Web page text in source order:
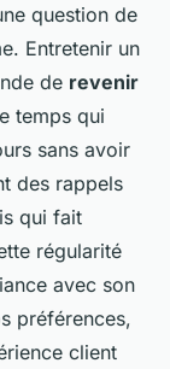
question de
Entretenir un
de revenir
temps qui
sans avoir
des rappels
qui fait
régularité
avec son
préférences,
client